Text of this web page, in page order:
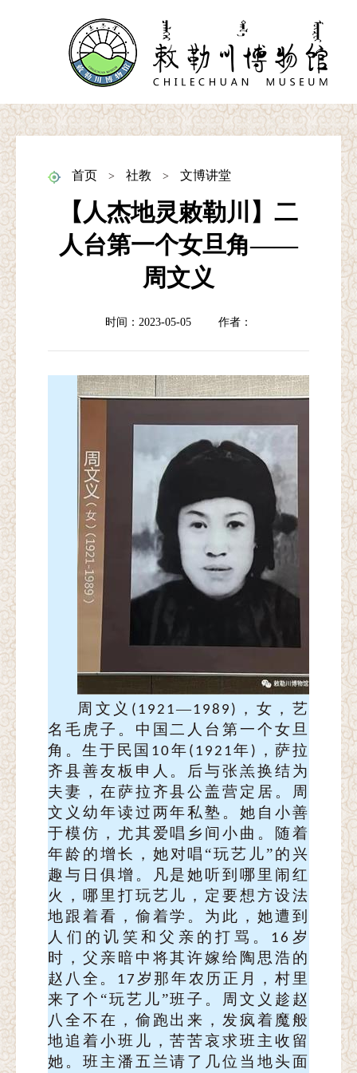
首页 > 社教 > 文博讲堂
【人杰地灵敕勒川】二
人台第一个女旦角——
周文义
时间：2023-05-05 作者：
周文义 (1921—1989) ， 女，艺
名毛虎子 。中国二人台第一个女旦
角。生于民国 10年 (1921年 )
，萨拉
齐县善友板申人。后与张羔换结为
夫妻，在萨拉齐县公盖营定居。周
文义幼年读过两年私塾。她自小善
于模仿，尤其爱唱乡间小曲。随着
年龄的增长，她对唱“玩艺儿”的兴
趣与日俱增。凡是她听到哪里闹红
火，哪里打玩艺儿，定要想方设法
地跟着看，偷着学。为此，她遭到
人们的讥笑和父亲的打骂。 16 岁
时，父亲暗中将其许嫁给陶思浩的
赵八全。
17 岁那年农历正月，村里
来了个“玩艺儿”班子。周文义趁赵
八全不在，偷跑出来，发疯着魔般
地追着小班儿，苦苦哀求班主收留
她。班主潘五兰请了几位当地头面